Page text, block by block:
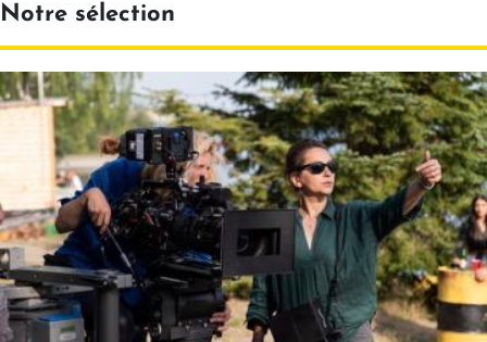
Notre sélection